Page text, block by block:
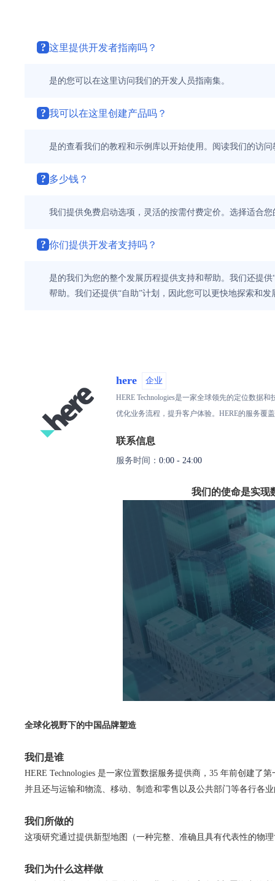
? 这里提供开发者指南吗？
是的您可以在这里访问我们的开发人员指南集。
? 我可以在这里创建产品吗？
是的查看我们的教程和示例库以开始使用。阅读我们的访
? 多少钱？
我们提供免费启动选项，灵活的按需付费定价。选择适合您
? 你们提供开发者支持吗？
是的我们为您的整个发展历程提供支持和帮助。我们还提
帮助。我们还提供“自助”计划，因此您可以更快地探索和
here 企业
HERE Technologies是一家全球领先的定位数据
优化业务流程，提升客户体验。HERE的服务覆
联系信息
服务时间：0:00 - 24:00
我们的使命是实现
全球化视野下的中国品牌塑造
我们是谁
HERE Technologies 是一家位置数据服务提供商，35 年前创建
并且还与运输和物流、移动、制造和零售以及公共部门等各行各
我们所做的
这项研究通过提供新型地图（一种完整、准确且具有代表性的物
我们为什么这样做